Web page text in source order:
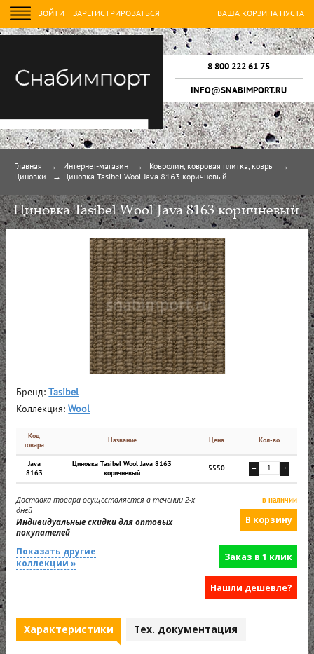
ВОЙТИ ЗАРЕГИСТРИРОВАТЬСЯ ВАША КОРЗИНА ПУСТА
8 800 222 61 75
INFO@SNABIMPORT.RU
Главная → Интернет-магазин → Ковролин, ковровая плитка, ковры
→
Циновки
→ Циновка Tasibel Wool Java 8163 коричневый
Циновка Tasibel Wool Java 8163 коричневый
Бренд:
Tasibel
Коллекция:Wool
Код
товара
Название Цена Кол-во
Java
8163
Циновка Tasibel Wool Java 8163
коричневый
5550 — +
Доставка товара осуществляется в течении 2-х
дней
Индивидуальные скидки для оптовых
покупателей
в наличии
Показать другие
коллекции »
Заказ в 1 клик
Нашли дешевле?
Характеристики Тех. документация